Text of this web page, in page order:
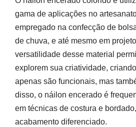
gama de aplicações no
empregado na confecção de
de chuva, e até mesmo em
versatilidade desse material
explorem sua criatividade,
apenas são funcionais, mas
disso, o náilon encerado é
em técnicas de costura e
acabamento diferenciado.